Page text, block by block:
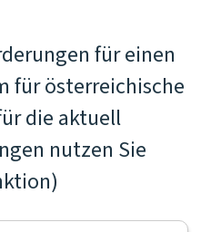
für einen
für österreichische
die aktuell
nutzen Sie